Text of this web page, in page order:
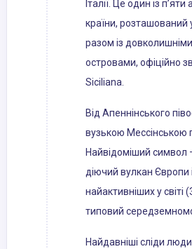
Італії. Це один із
країни, розташований у
разом із
островами, офіційно
Siciliana.
Від Апеннінського
вузькою Мессінською
Найвідоміший символ
діючий вулкан Європи
найактивніших у світі
типовий
Найдавніші сліди